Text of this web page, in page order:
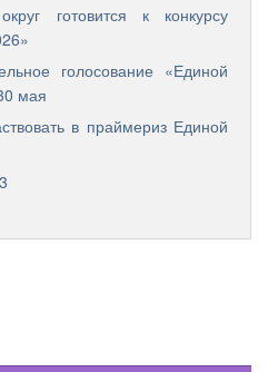
готовится к конкурсу
голосование «Единой
мая
в праймериз Единой